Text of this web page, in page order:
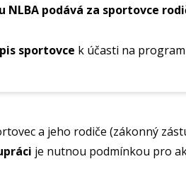
podává za sportovce
sportovce k účasti na
a jeho rodiče (zákonný
je nutnou podmínkou pro